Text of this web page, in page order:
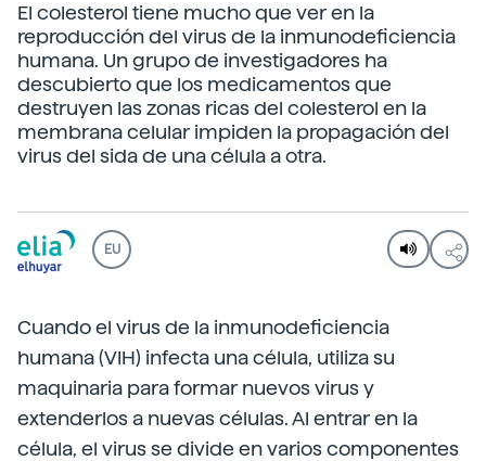
El colesterol tiene mucho que ver en la
reproducción del virus de la inmunodeficiencia
humana. Un grupo de investigadores ha
descubierto que los medicamentos que
destruyen las zonas ricas del colesterol en la
membrana celular impiden la propagación del
virus del sida de una célula a otra.
EU
Cuando el virus de la inmunodeficiencia
humana (VIH) infecta una célula, utiliza su
maquinaria para formar nuevos virus y
extenderlos a nuevas células. Al entrar en la
célula, el virus se divide en varios componentes